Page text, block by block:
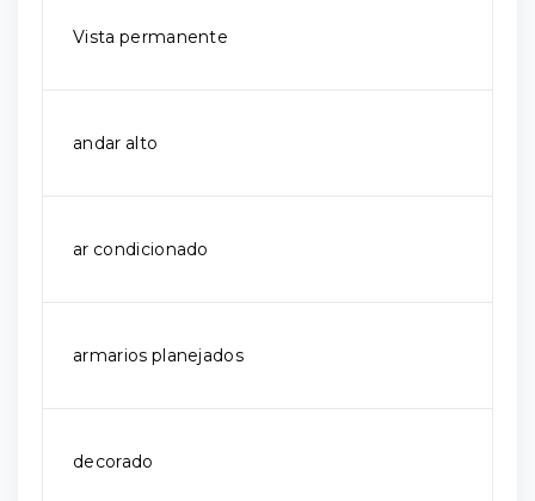
Vista permanente
andar alto
ar condicionado
armarios planejados
decorado